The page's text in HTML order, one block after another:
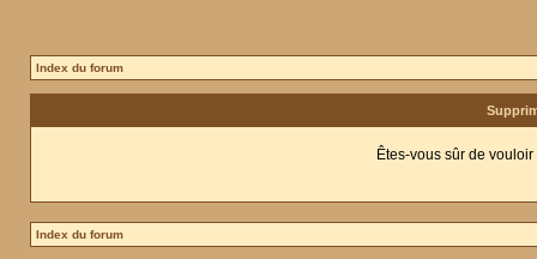
Index du forum
Êtes-vous sûr de
Index du forum